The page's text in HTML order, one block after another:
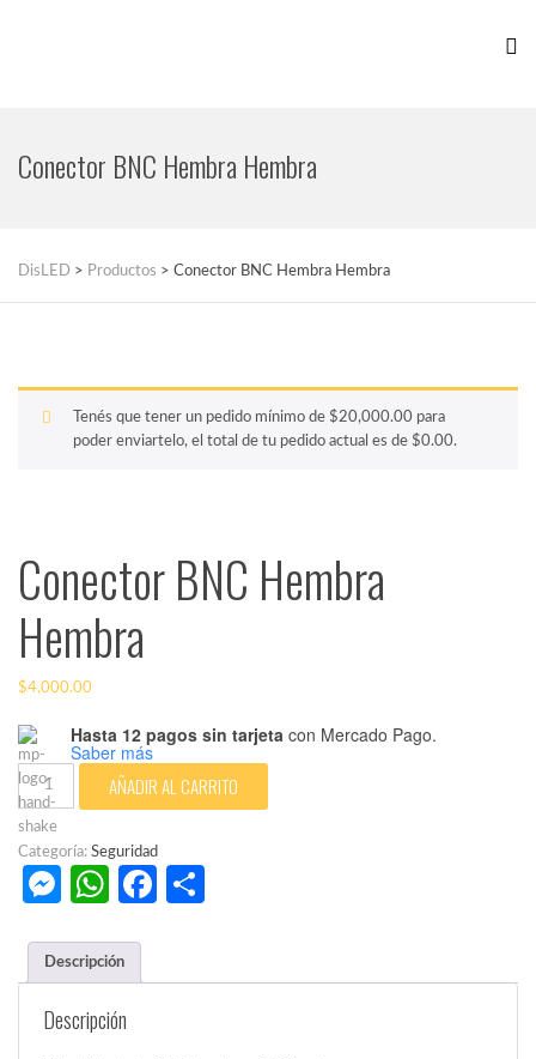
Conector BNC Hembra Hembra
DisLED > Productos > Conector BNC Hembra Hembra
Tenés que tener un pedido mínimo de $20,000.00 para
poder enviartelo, el total de tu pedido actual es de $0.00.
Conector BNC Hembra
Hembra
$4,000.00
Hasta 12 pagos sin tarjeta con Mercado Pago.
Saber más
Conector
BNC
Hembra
Hembra
cantidad
AÑADIR AL CARRITO
Categoría: Seguridad
Messenger
WhatsApp
Facebook
Descripción
Descripción